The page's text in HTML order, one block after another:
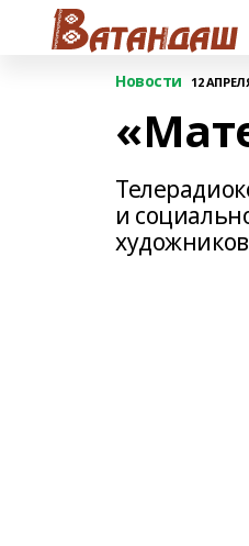
Новости 12
и